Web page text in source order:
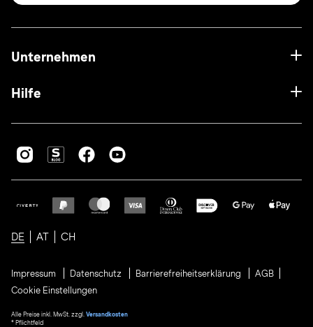
Unternehmen
Hilfe
DE AT CH
Impressum Datenschutz Barrierefreiheitserklärung
AGB
Cookie Einstellungen
Alle Preise inkl. MwSt. zzgl. Versandkosten
* Pflichtfeld